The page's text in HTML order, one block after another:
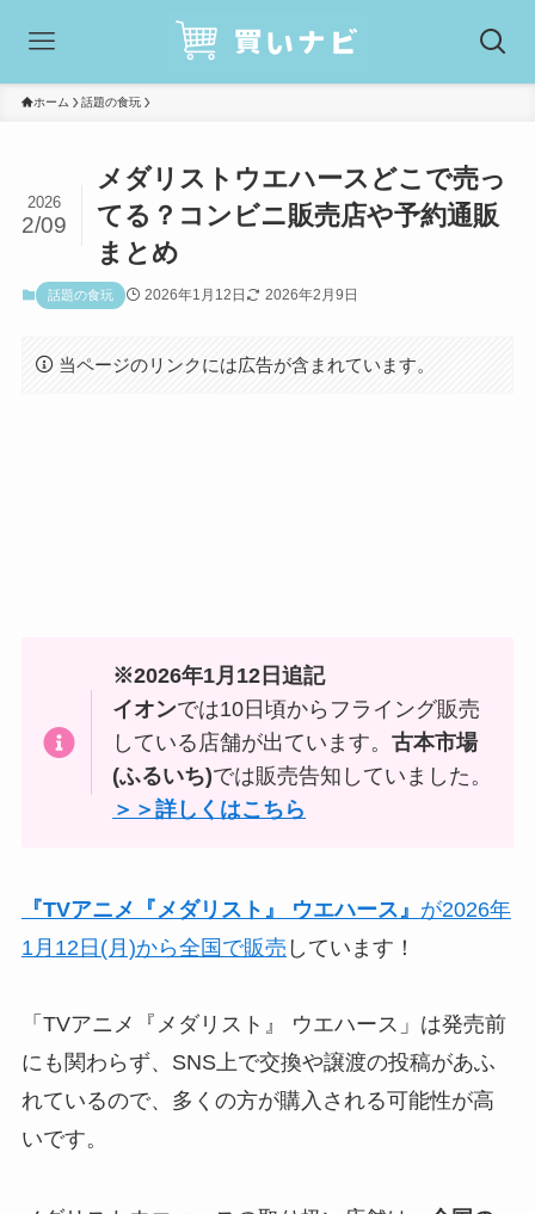
ホーム 話題の食玩
メダリストウエハースどこで売っ
てる？コンビニ販売店や予約通販
まとめ
2026
2/09
話題の食玩 2026年1月12日 2026年2月9日
当ページのリンクには広告が含まれています。
※2026年1月12日追記
イオンでは10日頃からフライング販売
している店舗が出ています。古本市場
(ふるいち)では販売告知していました。
＞＞詳しくはこちら
『TVアニメ『メダリスト』 ウエハース 』 が2026年
1月12日(月)から全国で販売 しています！
「TVアニメ『メダリスト』 ウエハース」は発売前
にも関わらず、SNS上で交換や譲渡の投稿があふ
れているので、多くの方が購入される可能性が高
いです。